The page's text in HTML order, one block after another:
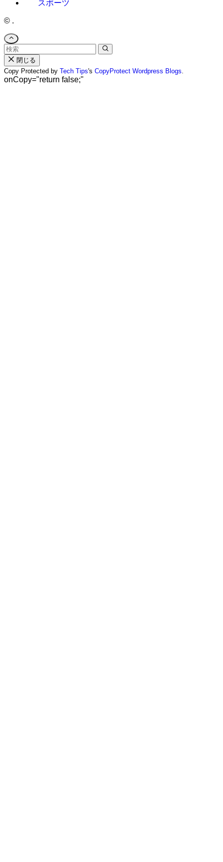
スポーツ
© .
閉じる
Copy Protected by Tech Tips's CopyProtect Wordpress Blogs.
onCopy="return false;"